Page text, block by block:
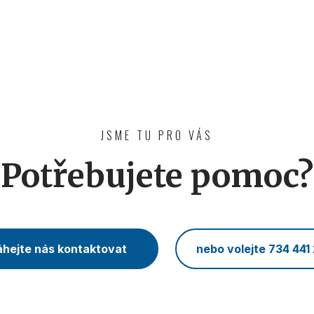
JSME TU PRO VÁS
Potřebujete pomoc?
nás kontaktovat nebo volejte 734 441